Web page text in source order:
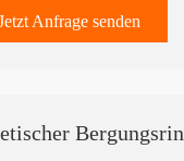
Anfrage senden